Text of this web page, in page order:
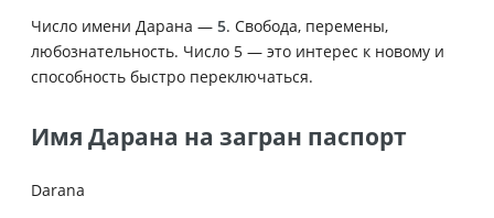
Число имени Дарана — 5. Свобода, перемены,
любознательность. Число 5 — это интерес к новому и
способность быстро переключаться.
Имя Дарана на загран паспорт
Darana